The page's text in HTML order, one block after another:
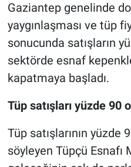
Gaziantep genelinde
yaygınlaşması ve tüp
sonucunda satışların
sektörde esnaf
kapatmaya başladı.
Tüp satışları yüzde 90
Tüp satışlarının yüzde
söyleyen Tüpçü